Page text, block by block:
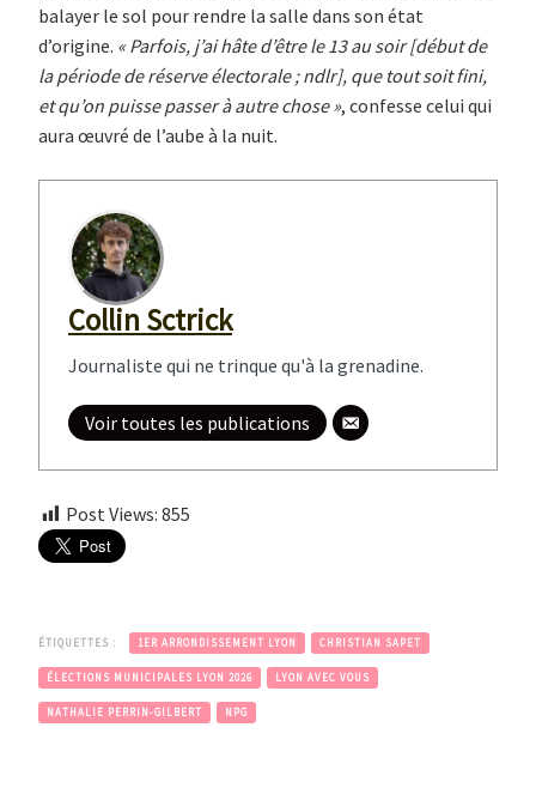
balayer le sol pour rendre la salle dans son état
d’origine. « Parfois, j’ai hâte d’être le 13 au soir [début de
la période de réserve électorale ; ndlr], que tout soit fini,
et qu’on puisse passer à autre chose », confesse celui qui
aura œuvré de l’aube à la nuit.
Collin Sctrick
Journaliste qui ne trinque qu'à la grenadine.
Voir toutes les publications
Post Views: 855
ÉTIQUETTES : 1ER ARRONDISSEMENT LYON CHRISTIAN SAPET
ÉLECTIONS MUNICIPALES LYON 2026 LYON AVEC VOUS
NATHALIE PERRIN-GILBERT NPG